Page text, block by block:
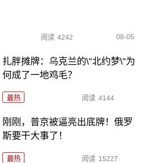
阅读 4242 08-05
扎胖摊牌：乌克兰的\"北约梦\"为
何成了一地鸡毛？
最热 阅读 4144
刚刚，普京被逼亮出底牌！俄罗
斯要干大事了！
最热 阅读 15227